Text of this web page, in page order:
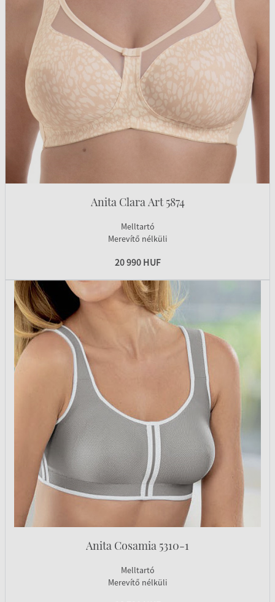
Anita Clara Art 5874
Melltartó
Merevítő nélküli
20 990 HUF
Anita Cosamia 5310-1
Melltartó
Merevítő nélküli